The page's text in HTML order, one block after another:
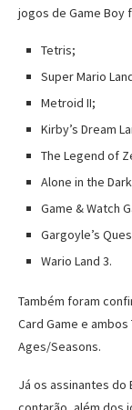
jogos de Game Boy
Tetris;
Super Mario
Metroid II;
Kirby’s Dream
The Legend of
Alone in the
Game & Watch
Gargoyle’s
Wario Land 3.
Também foram
Card Game e
Ages/Seasons.
Já os assinantes do